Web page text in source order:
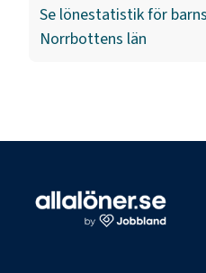
Se lönestatistik för
Norrbottens län